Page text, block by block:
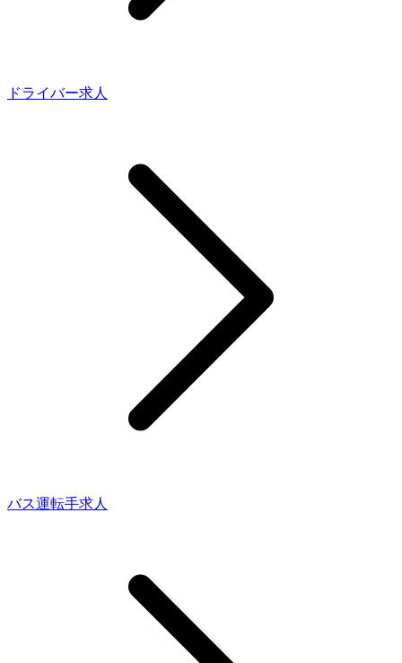
ドライバー求人
バス運転手求人